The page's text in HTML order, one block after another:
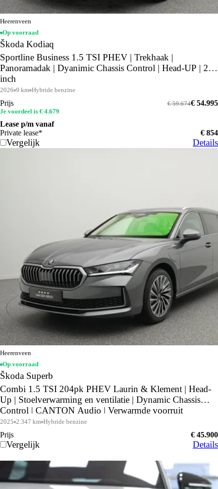
Heerenveen
Op voorraad
Škoda Kodiaq
Sportline Business 1.5 TSI PHEV | Trekhaak |
Panoramadak | Dyanimic Chassis Control | Head-UP | 20
inch
2026 9 km Hybride benzine
Prijs € 54.995
€ 59.674
Je voordeel is € 4.679
Lease p/m vanaf
Private lease*
€ 854
Vergelijk Details
Heerenveen
Op voorraad
Škoda Superb
Combi 1.5 TSI 204pk PHEV Laurin & Klement | Head-
Up | Stoelverwarming en ventilatie | Dynamic Chassis
Control | CANTON Audio | Verwarmde voorruit
2025 2.347 km Hybride benzine
Prijs € 45.900
Vergelijk Details